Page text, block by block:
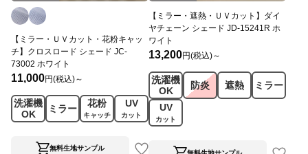
【ミラー・ＵＶカット・花粉キャッ
チ】クロスロード シェード JC-
73002 ホワイト
11,000円(税込)～
洗濯機
OK
ミラー 花粉
キャッチ
UV
カット
無料生地サンプル
【ミラー・遮熱・ＵＶカット】ダイ
ヤチェーン シェード JD-15241R ホ
ワイト
13,200円(税込)～
洗濯機
OK
防炎 遮熱
ミラー
UV
カット